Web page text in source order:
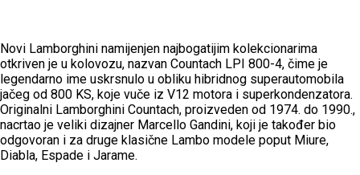
Novi Lamborghini namijenjen najbogatijim kolekcionarima
otkriven je u kolovozu, nazvan Countach LPI 800-4, čime je
legendarno ime uskrsnulo u obliku hibridnog superautomobila
jačeg od 800 KS, koje vuče iz V12 motora i superkondenzatora.
Originalni Lamborghini Countach, proizveden od 1974. do 1990.,
nacrtao je veliki dizajner Marcello Gandini, koji je također bio
odgovoran i za druge klasične Lambo modele poput Miure,
Diabla, Espade i Jarame.